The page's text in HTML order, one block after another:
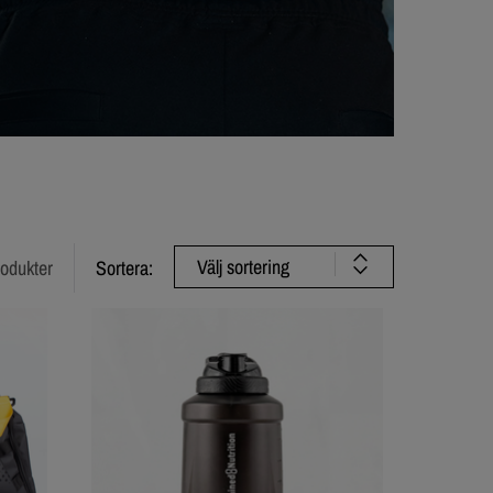
Sortera: Välj sortering